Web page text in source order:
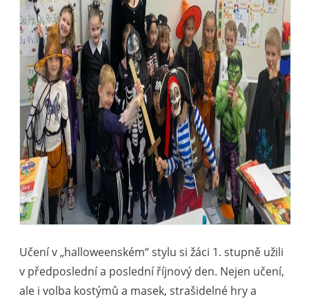
Učení v „halloweenském“ stylu si žáci 1. stupně užili
v předposlední a poslední říjnový den. Nejen učení,
ale i volba kostýmů a masek, strašidelné hry a